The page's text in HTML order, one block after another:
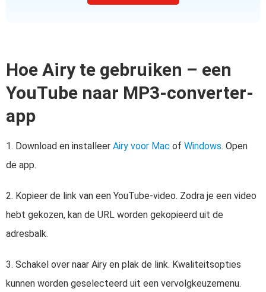
Hoe Airy te gebruiken – een
YouTube naar MP3-converter-
app
1. Download en installeer Airy voor Mac of Windows. Open
de app.
2. Kopieer de link van een YouTube-video. Zodra je een video
hebt gekozen, kan de URL worden gekopieerd uit de
adresbalk.
3. Schakel over naar Airy en plak de link. Kwaliteitsopties
kunnen worden geselecteerd uit een vervolgkeuzemenu.